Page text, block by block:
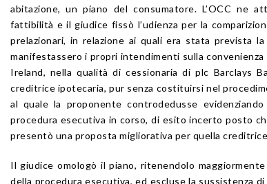
abitazione, un piano del consumatore. L’OCC ne
fattibilità e il giudice fissò l’udienza per la
prelazionari, in relazione ai quali era stata prevista
manifestassero i propri intendimenti sulla convenienza
Ireland, nella qualità di cessionaria di plc Barclays
creditrice ipotecaria, pur senza costituirsi nel
al quale la proponente controdedusse
procedura esecutiva in corso, di esito incerto posto
presentò una proposta migliorativa per quella
Il giudice omologò il piano, ritenendolo
della procedura esecutiva, ed escluse la sussistenza